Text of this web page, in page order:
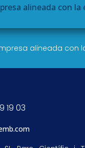
alineada con
19 03